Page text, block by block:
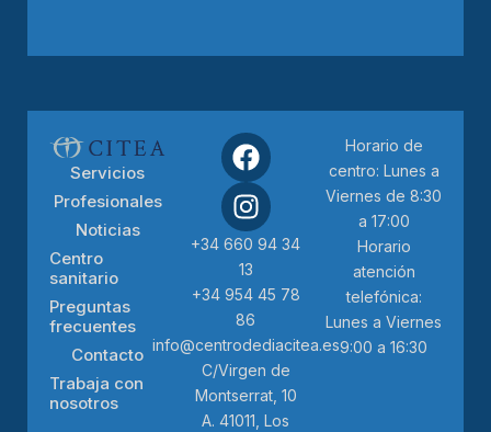
Servicios
Profesionales
Noticias
Centro
sanitario
Preguntas
frecuentes
Contacto
Trabaja con
nosotros
+34 660 94 34
13
+34 954 45 78
86
info@centrodediacitea.es
C/Virgen de
Montserrat, 10
A. 41011, Los
Horario de
centro: Lunes a
Viernes de 8:30
a 17:00
Horario
atención
telefónica:
Lunes a Viernes
9:00 a 16:30